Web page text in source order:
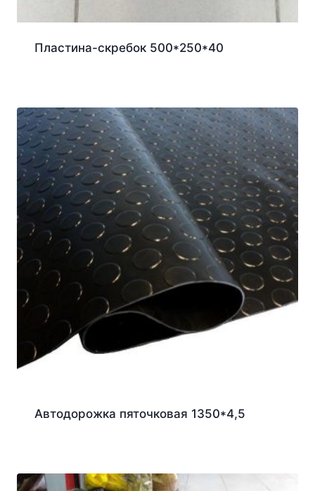
Пластина-скребок 500*250*40
Автодорожка пяточковая 1350*4,5